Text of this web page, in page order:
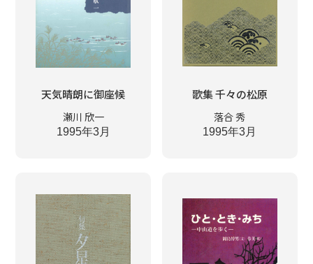
天気晴朗に御座候
瀬川 欣一
1995年3月
歌集 千々の松原
落合 秀
1995年3月